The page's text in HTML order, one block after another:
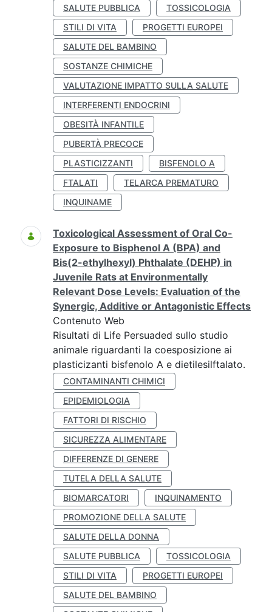
SALUTE PUBBLICA
TOSSICOLOGIA
STILI DI VITA
PROGETTI EUROPEI
SALUTE DEL BAMBINO
SOSTANZE CHIMICHE
VALUTAZIONE IMPATTO SULLA SALUTE
INTERFERENTI ENDOCRINI
OBESITÀ INFANTILE
PUBERTÀ PRECOCE
PLASTICIZZANTI
BISFENOLO A
FTALATI
TELARCA PREMATURO
INQUINAME
Toxicological Assessment of Oral Co-
Exposure to Bisphenol A (BPA) and
Bis(2-ethylhexyl) Phthalate (DEHP) in
Juvenile Rats at Environmentally
Relevant Dose Levels: Evaluation of the
Synergic, Additive or Antagonistic Effects
Contenuto Web
Risultati di Life Persuaded sullo studio
animale riguardanti la coesposizione ai
plasticizanti bisfenolo A e dietilesilftalato.
CONTAMINANTI CHIMICI
EPIDEMIOLOGIA
FATTORI DI RISCHIO
SICUREZZA ALIMENTARE
DIFFERENZE DI GENERE
TUTELA DELLA SALUTE
BIOMARCATORI
INQUINAMENTO
PROMOZIONE DELLA SALUTE
SALUTE DELLA DONNA
SALUTE PUBBLICA
TOSSICOLOGIA
STILI DI VITA
PROGETTI EUROPEI
SALUTE DEL BAMBINO